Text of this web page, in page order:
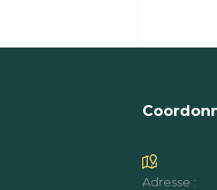
Adresse :